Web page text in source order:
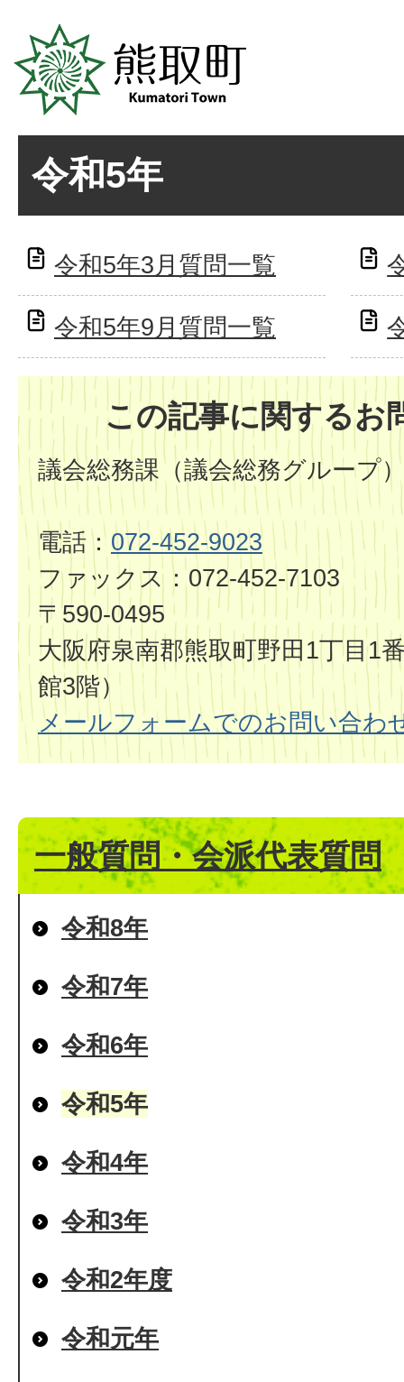
令和5年
令和5年3月質問一覧
令和5年9月質問一覧
この記事に関するお
議会総務課（議会総務グループ
電話： 072-452-9023
ファックス：072-452-7103
〒590-0495
大阪府泉南郡熊取町野田1丁目1
館3階）
メールフォームでのお問い合わ
一般質問・会派代表質問
令和8年
令和7年
令和6年
令和5年
令和4年
令和3年
令和2年度
令和元年